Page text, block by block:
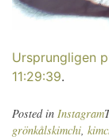
Ursprungligen
11:29:39.
Posted in Instagram
grönkålskimchi,